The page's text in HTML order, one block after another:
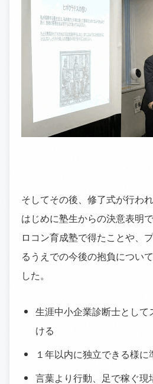
そしてその後、修了式が行われ
はじめに塾生からの決意表明
ロコン育成塾で得たことや、
るうえでの今後の抱負につい
した。
生涯中小企業診断士とし
ける
１年以内に独立できる様に
言葉より行動、足で稼ぐ現